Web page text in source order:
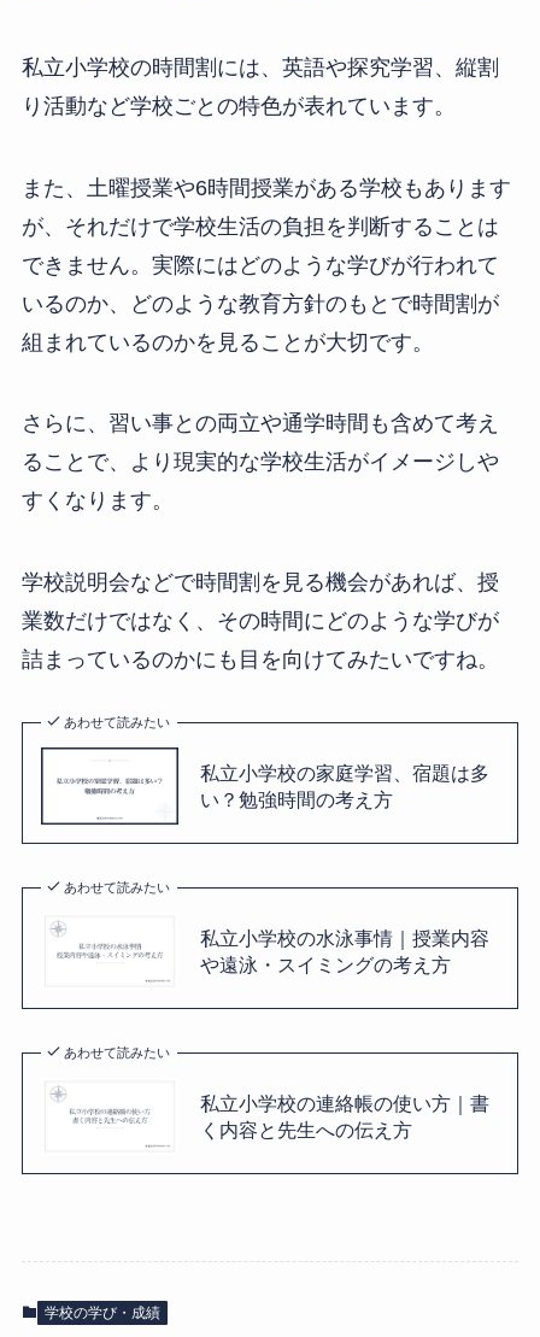
私立小学校の時間割には、英語や探究学習、縦割
り活動など学校ごとの特色が表れています。
また、土曜授業や6時間授業がある学校もあります
が、それだけで学校生活の負担を判断することは
できません。実際にはどのような学びが行われて
いるのか、どのような教育方針のもとで時間割が
組まれているのかを見ることが大切です。
さらに、習い事との両立や通学時間も含めて考え
ることで、より現実的な学校生活がイメージしや
すくなります。
学校説明会などで時間割を見る機会があれば、授
業数だけではなく、その時間にどのような学びが
詰まっているのかにも目を向けてみたいですね。
あわせて読みたい
私立小学校の家庭学習、宿題は多
い？勉強時間の考え方
あわせて読みたい
私立小学校の水泳事情｜授業内容
や遠泳・スイミングの考え方
あわせて読みたい
私立小学校の連絡帳の使い方｜書
く内容と先生への伝え方
学校の学び・成績